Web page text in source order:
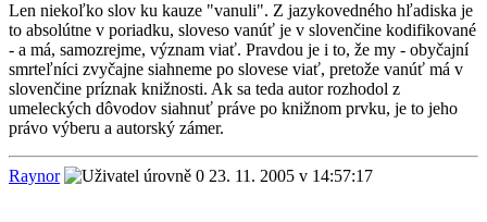
Len niekoľko slov ku kauze "vanuli". Z jazykovedného hľadiska je
to absolútne v poriadku, sloveso vanúť je v slovenčine kodifikované
- a má, samozrejme, význam viať. Pravdou je i to, že my - obyčajní
smrteľníci zvyčajne siahneme po slovese viať, pretože vanúť má v
slovenčine príznak knižnosti. Ak sa teda autor rozhodol z
umeleckých dôvodov siahnuť práve po knižnom prvku, je to jeho
právo výberu a autorský zámer.
Raynor 23. 11. 2005 v 14:57:17